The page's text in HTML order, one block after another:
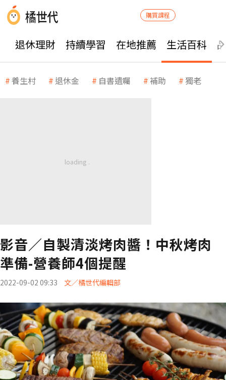
購買課程
退休理財 持續學習 在地推薦 生活百科
養生村 退休金 自書遺囑 補助 獨老
影音／自製清淡烤肉醬！中秋烤肉
準備-營養師4個提醒
2022-09-02 09:33 文／橘世代編輯部